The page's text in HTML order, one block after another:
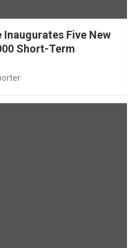
Five New
Short-Term